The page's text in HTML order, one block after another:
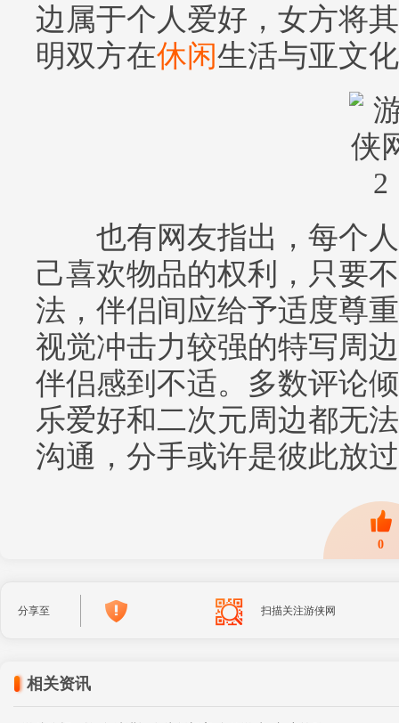
边属于个人爱好，女方将
明双方在休闲生活与亚文
也有网友指出，每个人
己喜欢物品的权利，只要
法，伴侣间应给予适度尊
视觉冲击力较强的特写周
伴侣感到不适。多数评论
乐爱好和二次元周边都无
沟通，分手或许是彼此放
0
分享至 扫描关注游侠网
相关资讯